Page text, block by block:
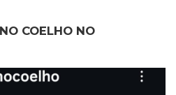
COELHO NO